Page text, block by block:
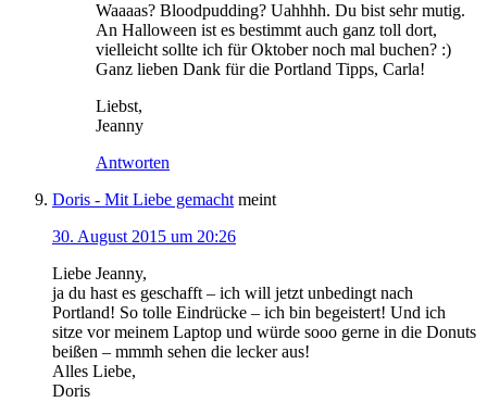
Waaaas? Bloodpudding? Uahhhh. Du bist sehr mutig.
An Halloween ist es bestimmt auch ganz toll dort,
vielleicht sollte ich für Oktober noch mal buchen? :)
Ganz lieben Dank für die Portland Tipps, Carla!
Liebst,
Jeanny
Antworten
Doris - Mit Liebe gemacht meint
30. August 2015 um 20:26
Liebe Jeanny,
ja du hast es geschafft – ich will jetzt unbedingt nach
Portland! So tolle Eindrücke – ich bin begeistert! Und ich
sitze vor meinem Laptop und würde sooo gerne in die Donuts
beißen – mmmh sehen die lecker aus!
Alles Liebe,
Doris